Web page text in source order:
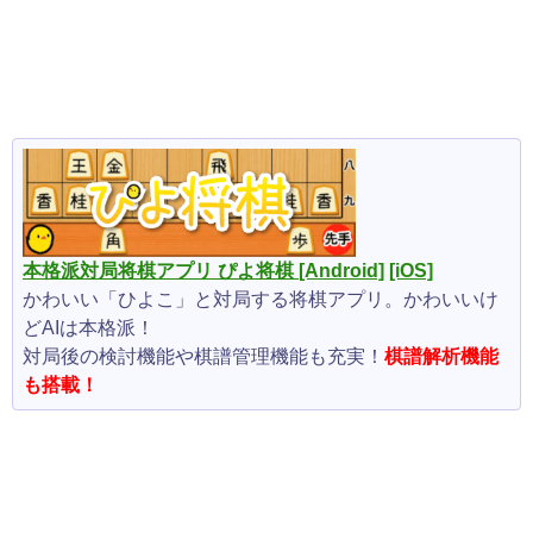
本格派対局将棋アプリ ぴよ将棋 [Android] [iOS]
かわいい「ひよこ」と対局する将棋アプリ。かわいいけ
どAIは本格派！
対局後の検討機能や棋譜管理機能も充実！ 棋譜解析機能
も搭載！